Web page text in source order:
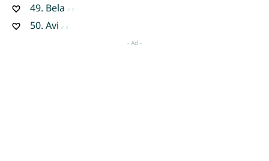
49. Bela
50. Avi